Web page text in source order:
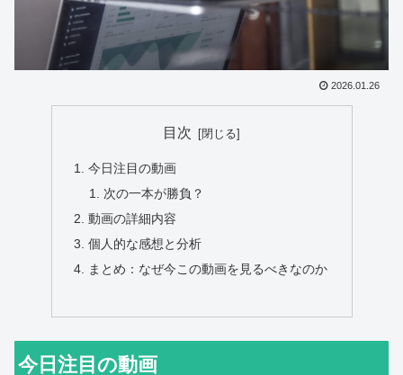
2026.01.26
目次
今日注目の動画
次の一本が勝負？
動画の詳細内容
個人的な感想と分析
まとめ：なぜ今この動画を見るべきなのか
今日注目の動画